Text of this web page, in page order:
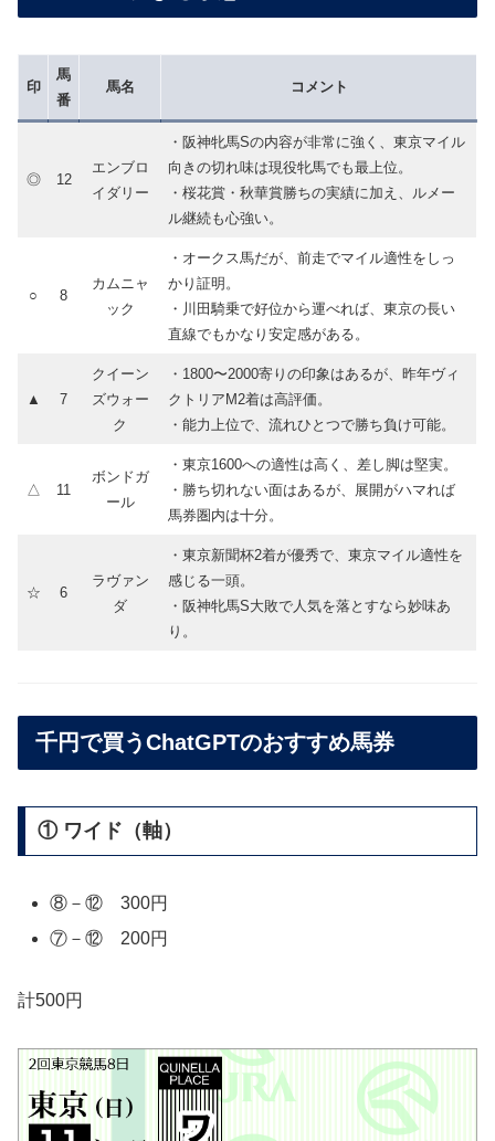
印
馬
番
馬名 コメント
◎ 12
エンブロ
イダリー
・阪神牝馬Sの内容が非常に強く、東京マイル
向きの切れ味は現役牝馬でも最上位。
・桜花賞・秋華賞勝ちの実績に加え、ルメー
ル継続も心強い。
○ 8
カムニャ
ック
・オークス馬だが、前走でマイル適性をしっ
かり証明。
・川田騎乗で好位から運べれば、東京の長い
直線でもかなり安定感がある。
▲ 7
クイーン
ズウォー
ク
・1800〜2000寄りの印象はあるが、昨年ヴィ
クトリアM2着は高評価。
・能力上位で、流れひとつで勝ち負け可能。
△ 11
ボンドガ
ール
・東京1600への適性は高く、差し脚は堅実。
・勝ち切れない面はあるが、展開がハマれば
馬券圏内は十分。
☆ 6
ラヴァン
ダ
・東京新聞杯2着が優秀で、東京マイル適性を
感じる一頭。
・阪神牝馬S大敗で人気を落とすなら妙味あ
り。
千円で買うChatGPTのおすすめ馬券
① ワイド（軸）
⑧－⑫ 300円
⑦－⑫ 200円
計500円